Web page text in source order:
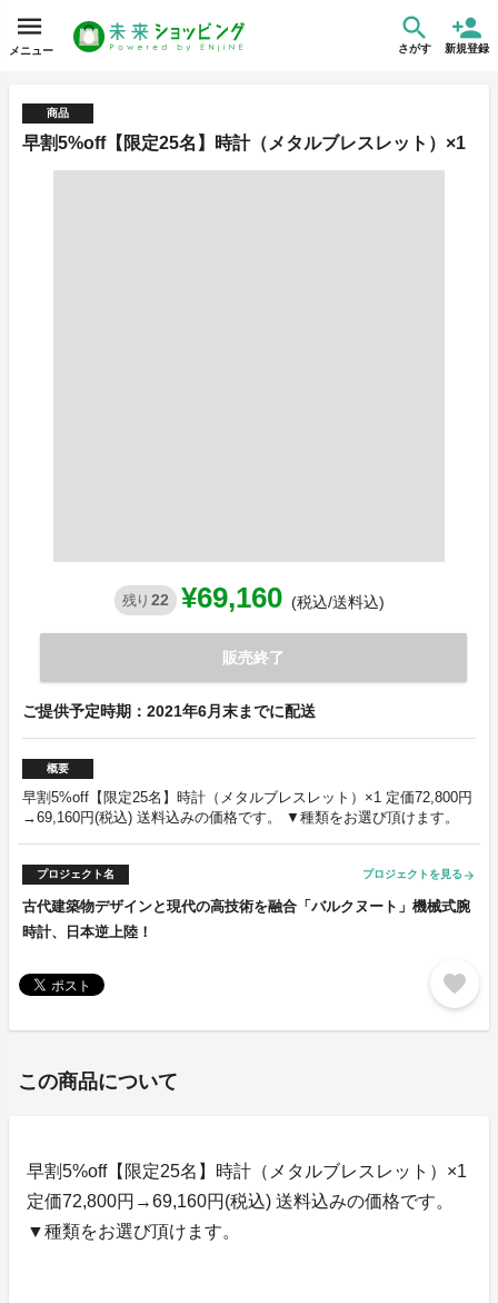
メニュー さがす 新規登録
商品
早割5%off【限定25名】時計（メタルブレスレット）×1
残り 22 ¥69,160 (税込/送料込)
販売終了
ご提供予定時期：2021年6月末までに配送
概要
早割5%off【限定25名】時計（メタルブレスレット）×1 定価72,800円
→69,160円(税込) 送料込みの価格です。 ▼種類をお選び頂けます。
プロジェクト名 プロジェクトを見る arrow_forward
古代建築物デザインと現代の高技術を融合「バルクヌート」機械式腕
時計、日本逆上陸！
favorite
この商品について
早割5%off【限定25名】時計（メタルブレスレット）×1
定価72,800円→69,160円(税込) 送料込みの価格です。
▼種類をお選び頂けます。